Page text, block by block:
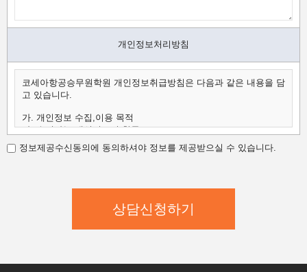
개인정보처리방침
코세아항공승무원학원 개인정보취급방침은 다음과 같은 내용을 담
고 있습니다.
가. 개인정보 수집,이용 목적
나. 수집하는 개인정보의 항목
다. 개인정보의 보유 및 이용 기간
가.개인정보 수집,이용 목적
코세아항공승무원학원은 다음과 같은 방법으로 개인정보를 수집합
- 홈페이지 내 상담신청(입학문의, 상담신청)
- 과정문의에 대한 학과담당자들의 전화 및 이메일 상담
나.수집하는 개인정보의 항목
정보제공수신동의에 동의하셔야 정보를 제공받으실 수 있습니다.